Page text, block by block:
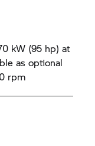
kW (95 hp) at
as optional
rpm